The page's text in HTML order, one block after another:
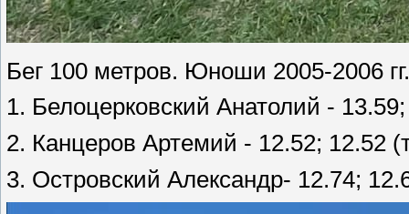
Бег 100 метров. Юноши 2005-2006
1. Белоцерковский Анатолий -
2. Канцеров Артемий - 12.52; 12.52
3. Островский Александр- 12.74;